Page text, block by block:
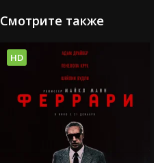
Смотрите также
HD